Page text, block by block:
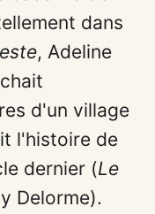
dans
, Adeline
d'un village
l'histoire de
dernier (Le
Delorme).